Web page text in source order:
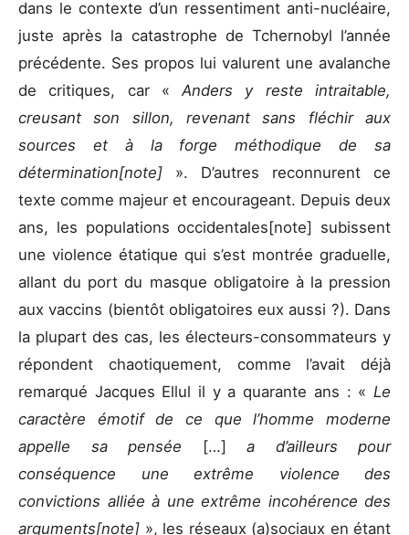
dans le contexte d’un ressentiment anti-nucléaire,
juste après la catastrophe de Tchernobyl l’année
précédente. Ses propos lui valurent une avalanche
de critiques, car «Anders y reste intraitable,
creusant son sillon, revenant sans fléchir aux
sources et à la forge méthodique de sa
détermination[note] ». D’autres reconnurent ce
texte comme majeur et encourageant. Depuis deux
ans, les populations occidentales[note] subissent
une violence étatique qui s’est montrée graduelle,
allant du port du masque obligatoire à la pression
aux vaccins (bientôt obligatoires eux aussi ?). Dans
la plupart des cas, les électeurs-consommateurs y
répondent chaotiquement, comme l’avait déjà
remarqué Jacques Ellul il y a quarante ans : « Le
caractère émotif de ce que l’homme moderne
appelle sa pensée
[…] a d’ailleurs pour
conséquence une extrême violence des
convictions alliée à une extrême incohérence des
arguments[note] », les réseaux (a)sociaux en étant